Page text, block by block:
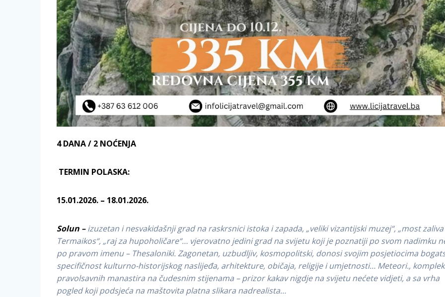
4 DANA / 2 NOĆENJA
TERMIN POLASKA:
15.01.2026. – 18.01.2026.
Solun –izuzetan i nesvakidašnji grad na raskrsnici istoka i zapada, „veliki vizantijski muzej“, „most zaliva
Termaikos“, „raj za hupoholičare“… vjerovatno jedini grad na svijetu koji je poznatiji po svom nadimku
po pravom imenu – Thesaloniki. Zagonetan, uzbudljiv, kosmopolitski, donosi svojim posjetiocima
specifičnost kulturno-historijskog naslijeđa, arhitekture, običaja, religije i umjetnosti… Meteori.,
pravolsavnih manastira na čudesnim stijenama – prizor kakav nigdje na svijetu nećete vidjeti, a sa vrha
pogled koji podsjeća na maštovita platna slikara nadrealista…